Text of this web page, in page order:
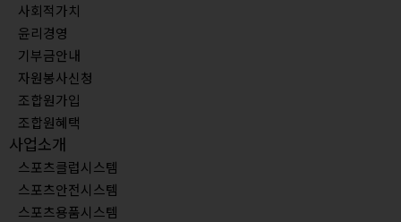
사회적가치
윤리경영
기부금안내
자원봉사신청
조합원가입
조합원혜택
사업소개
스포츠클럽시스템
스포츠안전시스템
스포츠용품시스템